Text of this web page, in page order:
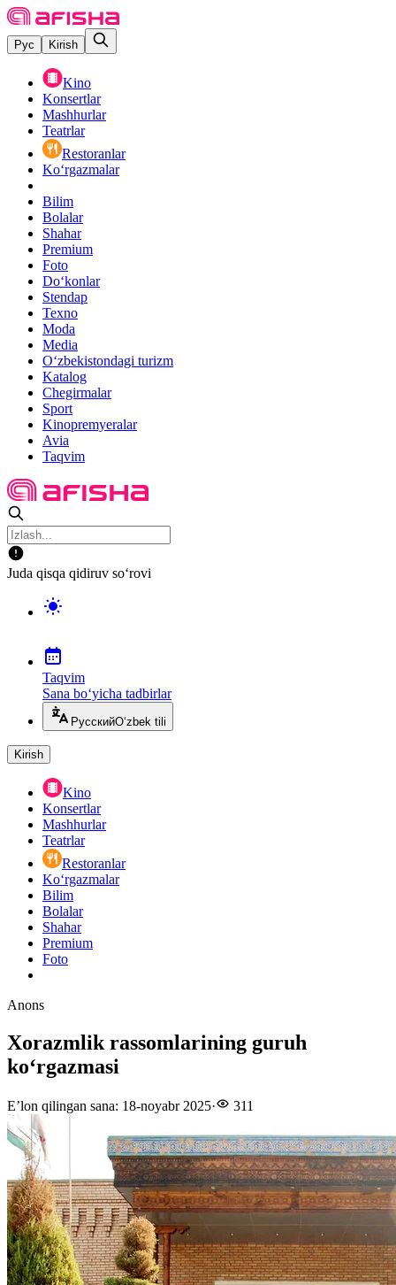
Рус Kirish
Kino
Konsertlar
Mashhurlar
Teatrlar
Restoranlar
Ko‘rgazmalar
Bilim
Bolalar
Shahar
Premium
Foto
Do‘konlar
Stendap
Texno
Moda
Media
O‘zbekistondagi turizm
Katalog
Chegirmalar
Sport
Kinopremyeralar
Avia
Taqvim
Juda qisqa qidiruv so‘rovi
Taqvim
Sana bo‘yicha tadbirlar
РусскийO‘zbek tili
Kirish
Kino
Konsertlar
Mashhurlar
Teatrlar
Restoranlar
Ko‘rgazmalar
Bilim
Bolalar
Shahar
Premium
Foto
Anons
Xorazmlik rassomlarining guruh
koʻrgazmasi
E’lon qilingan sana: 18-noyabr 2025· 311